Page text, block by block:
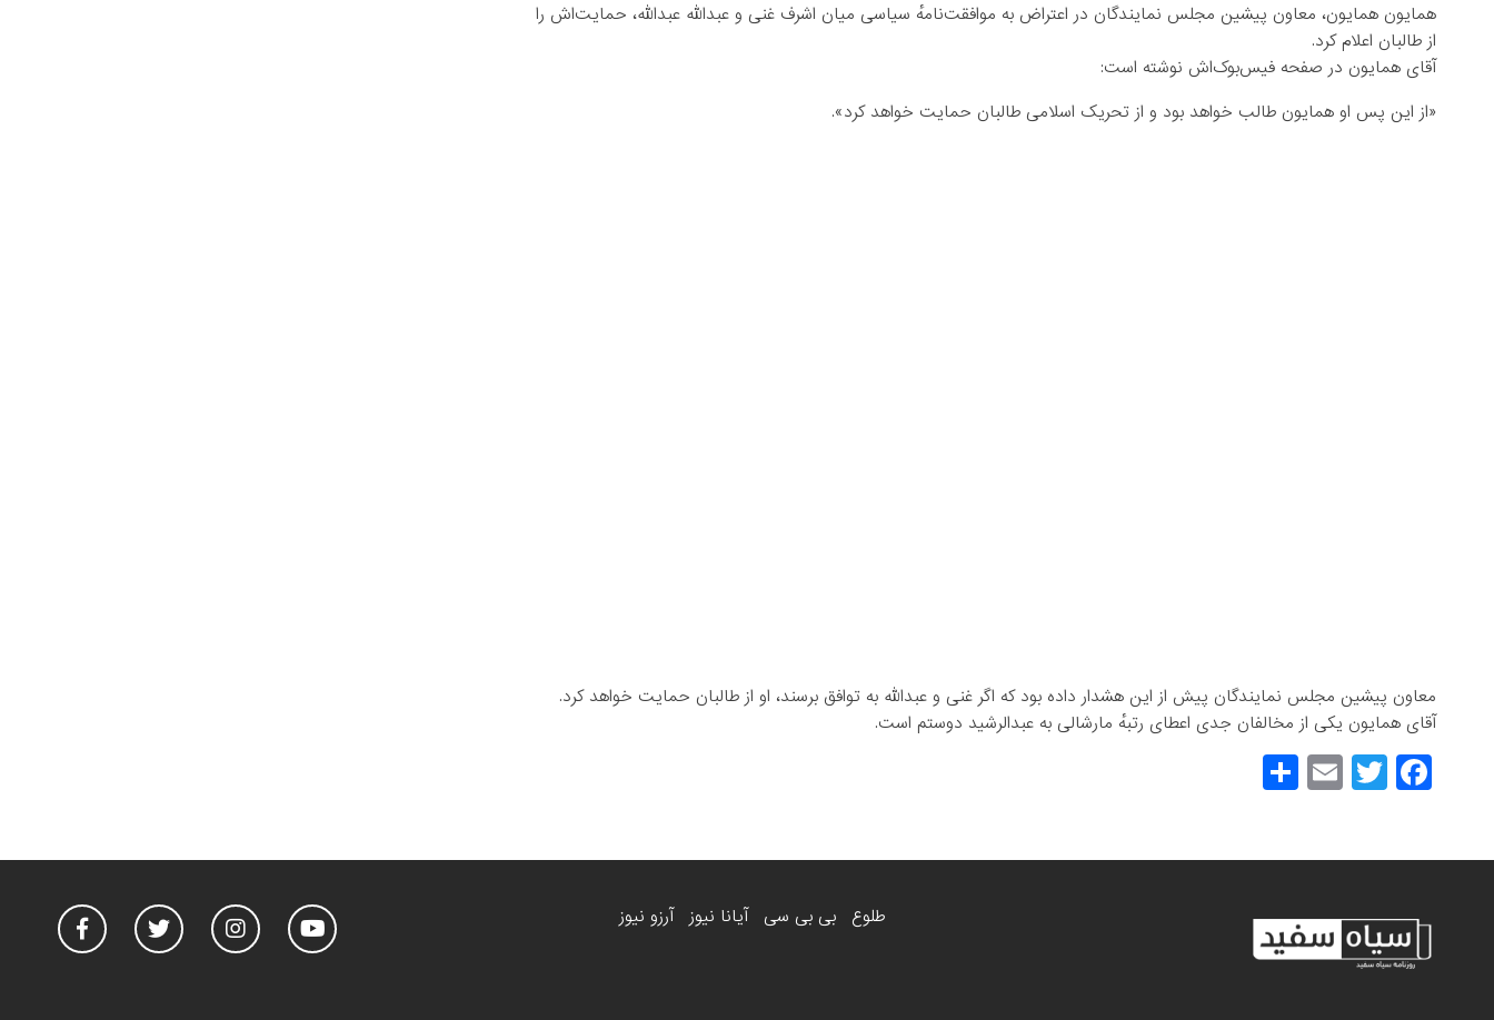
همایون همایون، معاون پیشین مجلس نمایندگان در اعتراض به موافقت‌نامهٔ سیاسی میان اشرف غنی و عبدالله عبدالله، حمایت‌اش را
از طالبان اعلام کرد.
آقای همایون در صفحه فیس‌بوک‌اش نوشته است:
«از این پس او همایون طالب خواهد بود و از تحریک اسلامی طالبان حمایت خواهد کرد».
معاون پیشین مجلس نمایندگان پیش از این هشدار داده بود که اگر غنی و عبدالله به توافق برسند، او از طالبان حمایت خواهد کرد.
آقای همایون یکی از مخالفان جدی اعطای رتبهٔ مارشالی به عبدالرشید دوستم است.
F
a
e
b
o
o
T
wi
er
E
m
e
طلوع بی بی سی آیانا نیوز آرزو نیوز